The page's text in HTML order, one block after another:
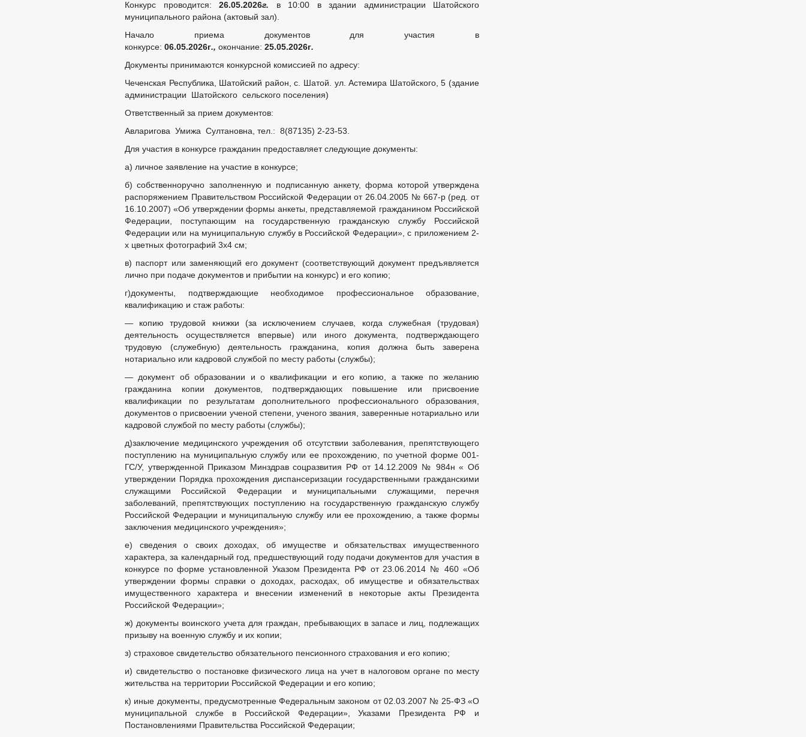
Планы и отчеты работы администрации
Перечень информации о деятельности ОМСУ, размещаемой в сети «Интернет»
Реестр недвижимого имущества
Подведомственные организации
Информация о результатах проверок
Информация о кадровом обеспечении
Кадровый резерв
Контактная информация
Условия и результаты конкурсов
Квалификационные требования
Сведения о вакантных должностях
Порядок поступления граждан на муниципальную службу
Структура, полномочия, задачи и функции
Тексты официальных выступлений и заявлений
Сведения о численности муниципальных служащих администрации
_
Совет депутатов
Депутаты
Протоколы
Структура, полномочия, задачи и функции
_
Противодействие коррупции
Иные акты в сфере противодействия коррупции
Антикоррупционная экспертиза
Методические материалы
Формы документов, связанных с противодействием коррупции, для заполнения
Сведения о доходах, расходах, об имуществе и обязательствах имущественного характера
Комиссия по соблюдению требований к служебному поведению и урегулированию конфликта интересов
Обратная связь для сообщения о фактах коррупции
_
Правовые акты
Устав
Решения
Приказы
Проекты к обсуждению
Оценка регулирующего воздействия
Нормативные правовые акты в сфере ОРВ
Муниципальные НПА в сфере ОРВ и ОФВ и экспертизы
Планы проведения экспертизы
Планы проведения ОФВ
Публичные консультации
Сводные отчеты об ОРВ
Сводные отчеты об ОФВ
Экспертные заключения об ОРВ
Экспертные заключения об экспертизах
_
Порядок обжалования НПА
Конфиденциальная политика
Распоряжения администрации
Административные регламенты
Постановления администрации
Публичные слушания
Федеральные законы
Бюджет по годам
_
Муниципальные услуги
Формы заявлений по муниципальным услугам
Стандарты муниципальных услуг
Нормативно-правовые акты
Муниципальные услуги
Конкурс проводится: 26.05.2026г. в 10:00 в здании администрации Шатойского
муниципального района (актовый зал).
Начало приема документов для участия в
конкурсе: 06.05.2026г., окончание: 25.05.2026г.
Документы принимаются конкурсной комиссией по адресу:
Чеченская Республика, Шатойский район, с. Шатой. ул. Астемира Шатойского, 5 (здание
администрации Шатойского сельского поселения)
Ответственный за прием документов:
Авларигова Умижа Султановна, тел.: 8(87135) 2-23-53.
Для участия в конкурсе гражданин предоставляет следующие документы:
а) личное заявление на участие в конкурсе;
б) собственноручно заполненную и подписанную анкету, форма которой утверждена
распоряжением Правительством Российской Федерации от 26.04.2005 № 667-р (ред. от
16.10.2007) «Об утверждении формы анкеты, представляемой гражданином Российской
Федерации, поступающим на государственную гражданскую службу Российской
Федерации или на муниципальную службу в Российской Федерации», с приложением 2-
х цветных фотографий 3х4 см;
в) паспорт или заменяющий его документ (соответствующий документ предъявляется
лично при подаче документов и прибытии на конкурс) и его копию;
г)документы, подтверждающие необходимое профессиональное образование,
квалификацию и стаж работы:
— копию трудовой книжки (за исключением случаев, когда служебная (трудовая)
деятельность осуществляется впервые) или иного документа, подтверждающего
трудовую (служебную) деятельность гражданина, копия должна быть заверена
нотариально или кадровой службой по месту работы (службы);
— документ об образовании и о квалификации и его копию, а также по желанию
гражданина копии документов, подтверждающих повышение или присвоение
квалификации по результатам дополнительного профессионального образования,
документов о присвоении ученой степени, ученого звания, заверенные нотариально или
кадровой службой по месту работы (службы);
д)заключение медицинского учреждения об отсутствии заболевания, препятствующего
поступлению на муниципальную службу или ее прохождению, по учетной форме 001-
ГС/У, утвержденной Приказом Минздрав соцразвития РФ от 14.12.2009 № 984н « Об
утверждении Порядка прохождения диспансеризации государственными гражданскими
служащими Российской Федерации и муниципальными служащими, перечня
заболеваний, препятствующих поступлению на государственную гражданскую службу
Российской Федерации и муниципальную службу или ее прохождению, а также формы
заключения медицинского учреждения»;
е) сведения о своих доходах, об имуществе и обязательствах имущественного
характера, за календарный год, предшествующий году подачи документов для участия в
конкурсе по форме установленной Указом Президента РФ от 23.06.2014 № 460 «Об
утверждении формы справки о доходах, расходах, об имуществе и обязательствах
имущественного характера и внесении изменений в некоторые акты Президента
Российской Федерации»;
ж) документы воинского учета для граждан, пребывающих в запасе и лиц, подлежащих
призыву на военную службу и их копии;
з) страховое свидетельство обязательного пенсионного страхования и его копию;
и) свидетельство о постановке физического лица на учет в налоговом органе по месту
жительства на территории Российской Федерации и его копию;
к) иные документы, предусмотренные Федеральным законом от 02.03.2007 № 25-ФЗ «О
муниципальной службе в Российской Федерации», Указами Президента РФ и
Постановлениями Правительства Российской Федерации;